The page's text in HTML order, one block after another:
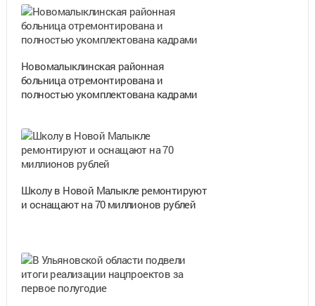
Новомалыклинская районная
больница отремонтирована и
полностью укомплектована кадрами
Школу в Новой Малыкле ремонтируют
и оснащают на 70 миллионов рублей